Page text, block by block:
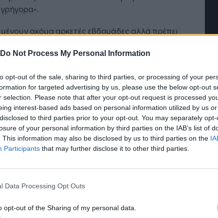
Do Not Process My Personal Information
opt-out of the sale, sharing to third parties, or processing of your
for targeted advertising by us, please use the below opt-out
selection. Please note that after your opt-out request is processed
interest-based ads based on personal information utilized by us
to third parties prior to your opt-out. You may separately
of your personal information by third parties on the IAB’s list of
This information may also be disclosed by us to third parties on the
Participants that may further disclose it to other third parties.
Data Processing Opt Outs
opt-out of the Sharing of my personal data.
ακόμα αρκετές εβδομάδες αλλά πρέπει
πρόσθεσε.
απώλειες στις προμήθειες
του Ορμούζ εξαντλούν τα διεθνή
πετρελαίου με ρυθμό ρεκόρ»
Μαΐου, ο IEA είχε προειδοποιήσει για μείωση
των πετρελαϊκών αποθεμάτων όσο
ο πόλεμος στη Μέση Ανατολή.
από 10 εβδομάδες από την έναρξη του
στις προμήθειες στο Στενό του Ορμούζ
τα διεθνή αποθέματα πετρελαίου με
Νοημοσύνη: το νέο
σύστημα της
Οι προσλήψεις αλλάζουν: To
Jobfind.gr ως στρατηγικός
επιχείρηση και εργαζόμενο